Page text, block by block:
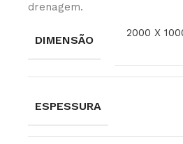
drenagem.
DIMENSÃO
2000 X
ESPESSURA